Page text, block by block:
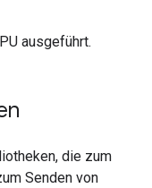
ausgeführt.
die zum
Senden von